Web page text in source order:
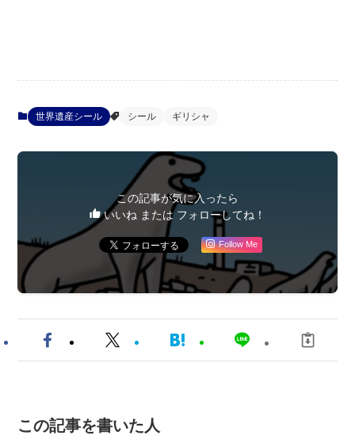
世界遺産シール シール ギリシャ
この記事が気に入ったら
いいね または フォローしてね！
Follow Me
この記事を書いた人